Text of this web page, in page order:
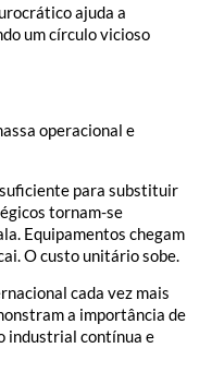
ajuda a
um círculo vicioso
operacional e
para substituir
tornam-se
Equipamentos chegam
O custo unitário sobe.
cada vez mais
a importância de
industrial contínua e